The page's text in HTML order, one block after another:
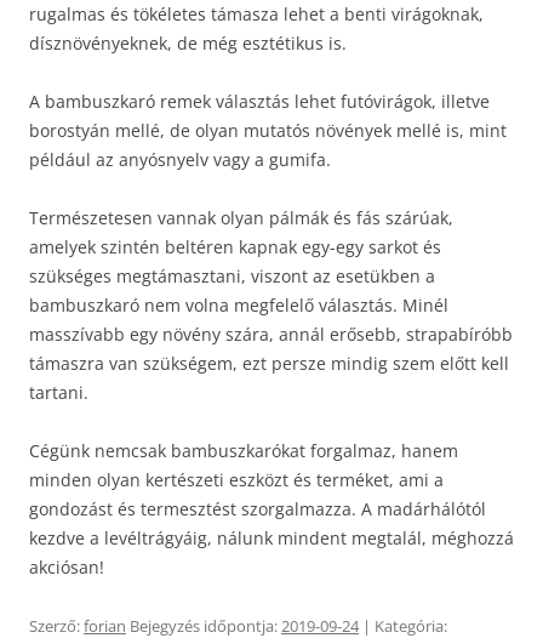
rugalmas és tökéletes támasza lehet a benti virágoknak,
dísznövényeknek, de még esztétikus is.
A bambuszkaró remek választás lehet futóvirágok, illetve
borostyán mellé, de olyan mutatós növények mellé is, mint
például az anyósnyelv vagy a gumifa.
Természetesen vannak olyan pálmák és fás szárúak,
amelyek szintén beltéren kapnak egy-egy sarkot és
szükséges megtámasztani, viszont az esetükben a
bambuszkaró nem volna megfelelő választás. Minél
masszívabb egy növény szára, annál erősebb, strapabíróbb
támaszra van szükségem, ezt persze mindig szem előtt kell
tartani.
Cégünk nemcsak bambuszkarókat forgalmaz, hanem
minden olyan kertészeti eszközt és terméket, ami a
gondozást és termesztést szorgalmazza. A madárhálótól
kezdve a levéltrágyáig, nálunk mindent megtalál, méghozzá
akciósan!
Szerző:forian Bejegyzés időpontja:2019-09-24| Kategória: